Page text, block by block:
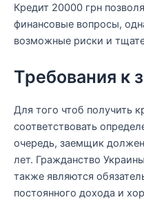
Кредит 20000 грн
финансовые вопросы,
возможные риски и
Требования к
Для того чтоб получить
соответствовать
очередь, заемщик
лет. Гражданство
также являются
постоянного дохода и